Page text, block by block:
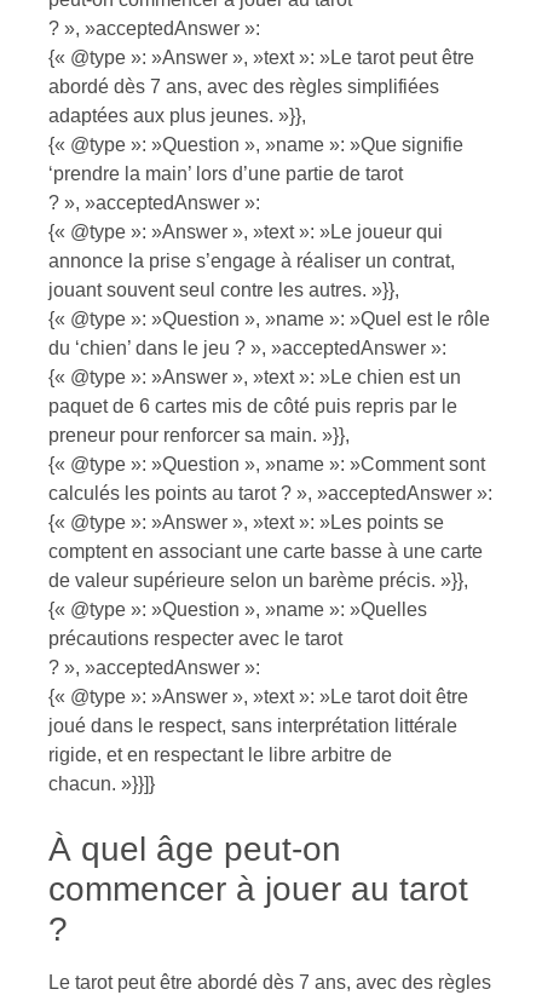
? », »acceptedAnswer »:
{« @type »: »Answer », »text »: »Le tarot peut être
abordé dès 7 ans, avec des règles simplifiées
adaptées aux plus jeunes. »}},
{« @type »: »Question », »name »: »Que signifie
‘prendre la main’ lors d’une partie de tarot
? », »acceptedAnswer »:
{« @type »: »Answer », »text »: »Le joueur qui
annonce la prise s’engage à réaliser un contrat,
jouant souvent seul contre les autres. »}},
{« @type »: »Question », »name »: »Quel est le rôle
du ‘chien’ dans le jeu ? », »acceptedAnswer »:
{« @type »: »Answer », »text »: »Le chien est un
paquet de 6 cartes mis de côté puis repris par le
preneur pour renforcer sa main. »}},
{« @type »: »Question », »name »: »Comment sont
calculés les points au tarot ? », »acceptedAnswer »:
{« @type »: »Answer », »text »: »Les points se
comptent en associant une carte basse à une carte
de valeur supérieure selon un barème précis. »}},
{« @type »: »Question », »name »: »Quelles
précautions respecter avec le tarot
? », »acceptedAnswer »:
{« @type »: »Answer », »text »: »Le tarot doit être
joué dans le respect, sans interprétation littérale
rigide, et en respectant le libre arbitre de
chacun. »}}]}
À quel âge peut-on
commencer à jouer au tarot
?
Le tarot peut être abordé dès 7 ans, avec des règles